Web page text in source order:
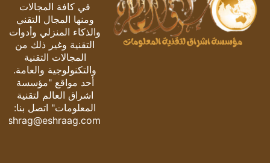
في كافة المجالات
ومنها المجال التقني
والذكاء المنزلي وأدوات
التقنية وغير ذلك من
المجالات التقنية
والتكنولوجية والعامة.
أحد مواقع "مؤسسة
اشراق العالم لتقنية
المعلومات" اتصل بنا:
eshrag@eshraag.com